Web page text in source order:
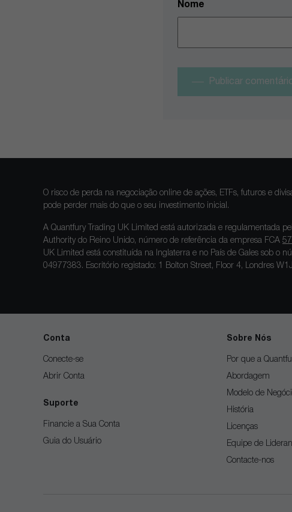
Nome
Publicar
O risco de perda na negociação online de ações, ETFs, futuros e
pode perder mais do que o seu investimento inicial.
A Quantfury Trading UK Limited está autorizada e regulamentada
Authority do Reino Unido, número de referência da empresa FCA
UK Limited está constituída na Inglaterra e no País de Gales sob o
04977383. Escritório registado: 1 Bolton Street, Floor 4, Londres
Conta
Conecte-se
Abrir Conta
Suporte
Financie a Sua Conta
Guia do Usuário
Sobre Nós
Por que a
Abordagem
Modelo de
História
Licenças
Equipe de
Contacte-nos